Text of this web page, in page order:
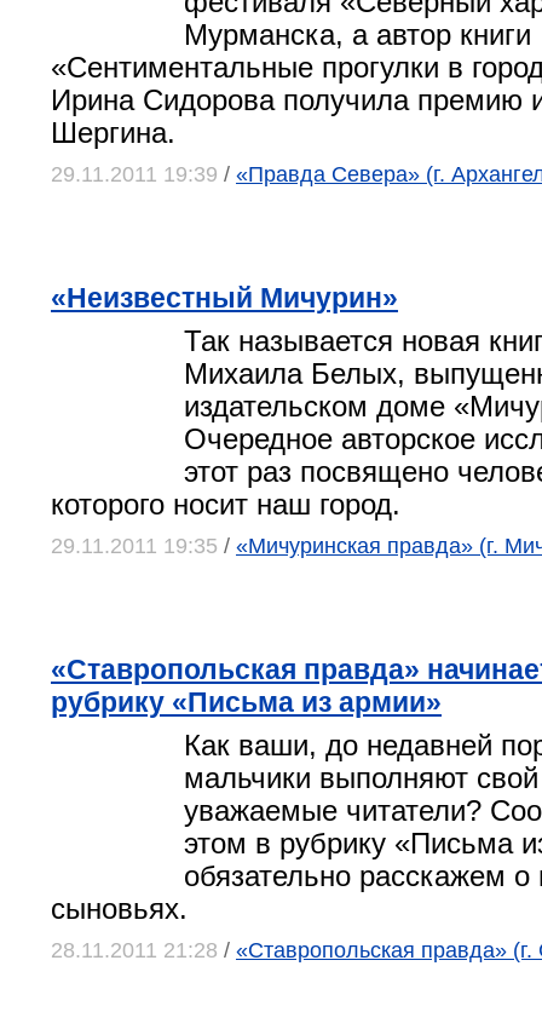
Мурманска, а автор книги
«Сентиментальные прогулки в
Ирина Сидорова получила премию
Шергина.
29.11.2011 19:39 / «Правда Севера» (г.
«Неизвестный Мичурин»
Так называется новая
Михаила Белых,
издательском доме
Очередное авторское
этот раз посвящено
которого носит наш город.
29.11.2011 19:35 / «Мичуринская правда» (г.
«Ставропольская правда»
рубрику «Письма из армии»
Как ваши, до недавней
мальчики выполняют свой
уважаемые читатели?
этом в рубрику «Письма
обязательно расскажем
сыновьях.
28.11.2011 21:28 / «Ставропольская правда»